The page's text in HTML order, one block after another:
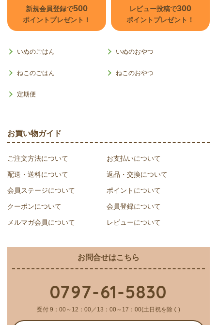
新規会員登録で500
ポイントプレゼント！
レビュー投稿で300
ポイントプレゼント！
いぬのごはん いぬのおやつ
ねこのごはん ねこのおやつ
定期便
お買い物ガイド
ご注文方法について お支払いについて
配送・送料について 返品・交換について
会員ステージについて ポイントについて
クーポンについて 会員登録について
メルマガ会員について レビューについて
お問合せはこちら
0797-61-5830
受付 9：00～12：00／13：00～17：00(土日祝を除く)